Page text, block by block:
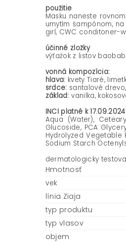
použitie
Masku naneste
umytím šampónom,
girl, CWC conditoner-
účinné zložky
výťažok z listov
vonná kompozícia:
hlava: kvety Tiaré,
srdce: santalové
základ:vanilka,
INCI platné k 17.09.2024
Aqua (Water),
Glucoside, PCA
Hydrolyzed Vegetable
Sodium Starch
dermatologicky
Hmotnosť
vek
línia Ziaja
typ produktu
typ vlasov
objem